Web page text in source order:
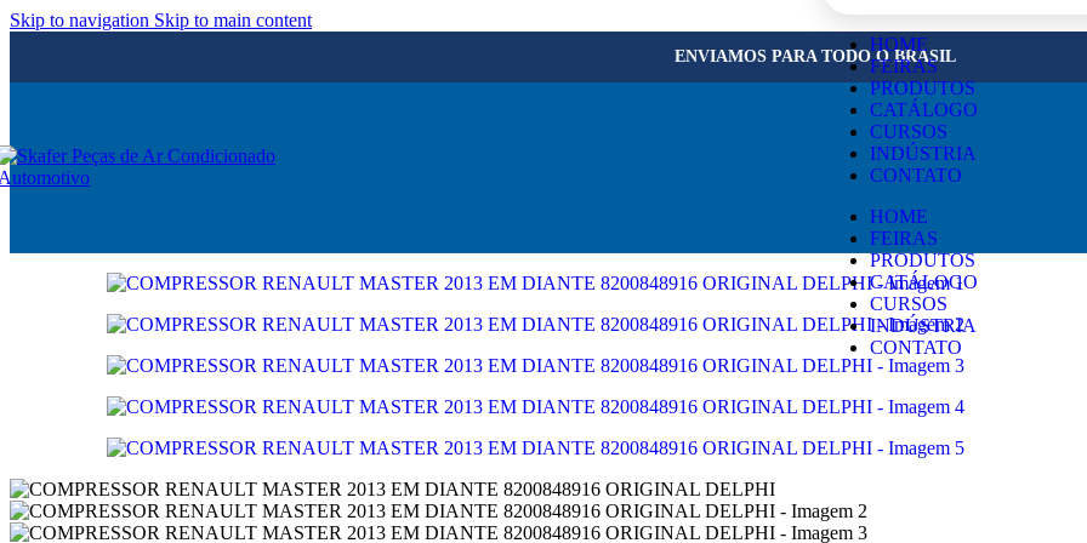
Skip to navigation Skip to main content
ENVIAMOS PARA TODO O BRASIL
HOME
FEIRAS
PRODUTOS
CATÁLOGO
CURSOS
INDÚSTRIA
CONTATO
HOME
FEIRAS
PRODUTOS
CATÁLOGO
CURSOS
INDÚSTRIA
CONTATO